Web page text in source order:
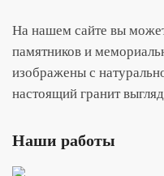
На нашем сайте вы
памятников и
изображены с
настоящий гранит
Наши работы